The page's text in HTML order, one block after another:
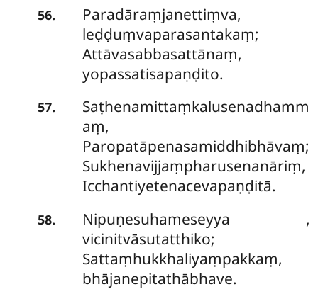
56.
Paradāraṃjanettiṃva,
leḍḍuṃvaparasantakaṃ;
Attāvasabbasattānaṃ,
yopassatisapaṇḍito.
57.
Saṭhenamittaṃkalusenadhamm
aṃ,
Paropatāpenasamiddhibhāvaṃ;
Sukhenavijjaṃpharusenanāriṃ,
Icchantiyetenacevapaṇḍitā.
58. Nipuṇesuhameseyya ,
vicinitvāsutatthiko;
Sattaṃhukkhaliyaṃpakkaṃ,
bhājanepitathābhave.